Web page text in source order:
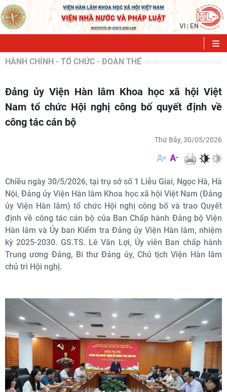
VI | EN
HÀNH CHÍNH - TỔ CHỨC - ĐOÀN THỂ
Đảng ủy Viện Hàn lâm Khoa học xã hội Việt
Nam tổ chức Hội nghị công bố quyết định về
công tác cán bộ
Thứ Bảy, 30/05/2026
Chiều ngày 30/5/2026, tại trụ sở số 1 Liễu Giai, Ngọc Hà, Hà
Nội, Đảng ủy Viện Hàn lâm Khoa học xã hội Việt Nam (Đảng
ủy Viện Hàn lâm) tổ chức Hội nghị công bố và trao Quyết
định về công tác cán bộ của Ban Chấp hành Đảng bộ Viện
Hàn lâm và Ủy ban Kiểm tra Đảng ủy Viện Hàn lâm, nhiệm
kỳ 2025-2030. GS.TS. Lê Văn Lợi, Ủy viên Ban chấp hành
Trung ương Đảng, Bí thư Đảng ủy, Chủ tịch Viện Hàn lâm
chủ trì Hội nghị.